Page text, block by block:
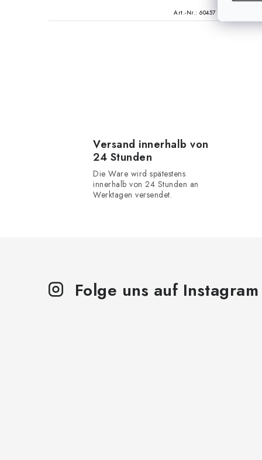
Art.-Nr.: 60457
n
t
Versand innerhalb von
24 Stunden
Die Ware wird spätestens
innerhalb von 24 Stunden an
Werktagen versendet.
Folge uns auf Instagram